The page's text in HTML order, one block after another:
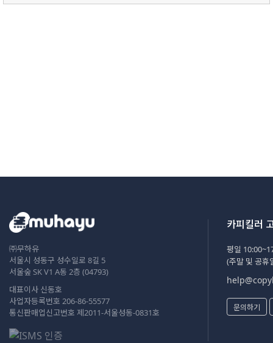
㈜무하유
서울시 성동구 성수일로 8길 5
서울숲 SK V1 A동 2층 (04793)
대표이사 신동호
사업자등록번호 206-86-55577
통신판매업신고번호 제2011-서울성동-0831호
카피킬러
평일
(주말 및 공휴
문의하기